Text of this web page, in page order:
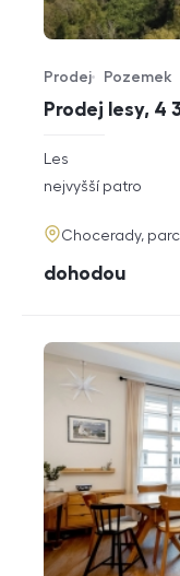
Prodej lesy, 4
Typ nabídky
Prodej
Typ nemovitosti
Pozemek
rozměry
dispozice
Les
funkce
nejvyšší patro
adresa
Chocerady,
cena
dohodou